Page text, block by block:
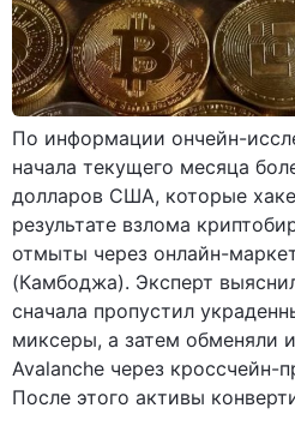
По информации ончейн-
начала текущего месяца
долларов США, которые
результате взлома
отмыты через онлайн-
(Камбоджа). Эксперт
сначала пропустил
миксеры, а затем обменяли
Avalanche через кроссчейн-
После этого активы